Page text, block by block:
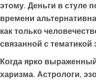
этому. Деньги в стуле
времени
как только
связанной с тематикой
Когда ярко
харизма. Астрологи,